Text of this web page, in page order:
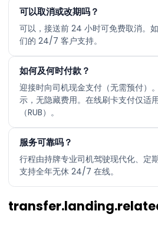
可以取消或改期吗？
可以，接送前 24 小时可免费取消。
们的 24/7 客户支持。
如何及何时付款？
迎接时向司机现金支付（无需预付）
示，无隐藏费用。在线刷卡支付仅适
（RUB）。
服务可靠吗？
行程由持牌专业司机驾驶现代化、定
支持全年无休 24/7 在线。